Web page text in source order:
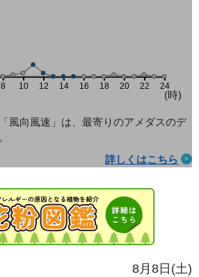
8 10 12 14 16 18 20 22 24
(時)
風向風速」は、最寄りのアメダスのデ
詳しくはこちら
8月8日(土)